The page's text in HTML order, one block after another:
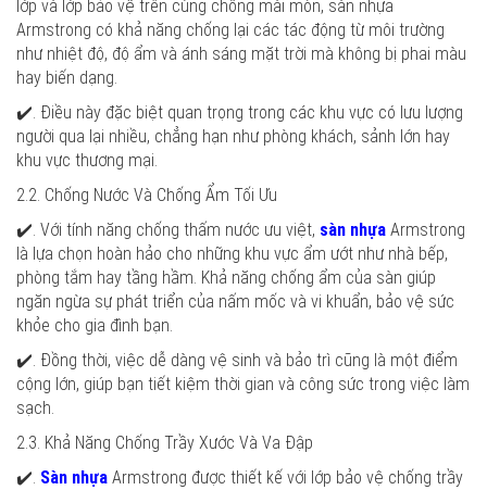
lớp và lớp bảo vệ trên cùng chống mài mòn, sàn nhựa
Armstrong có khả năng chống lại các tác động từ môi trường
như nhiệt độ, độ ẩm và ánh sáng mặt trời mà không bị phai màu
hay biến dạng.
✔️. Điều này đặc biệt quan trọng trong các khu vực có lưu lượng
người qua lại nhiều, chẳng hạn như phòng khách, sảnh lớn hay
khu vực thương mại.
2.2. Chống Nước Và Chống Ẩm Tối Ưu
✔️. Với tính năng chống thấm nước ưu việt, sàn nhựa Armstrong
là lựa chọn hoàn hảo cho những khu vực ẩm ướt như nhà bếp,
phòng tắm hay tầng hầm. Khả năng chống ẩm của sàn giúp
ngăn ngừa sự phát triển của nấm mốc và vi khuẩn, bảo vệ sức
khỏe cho gia đình bạn.
✔️. Đồng thời, việc dễ dàng vệ sinh và bảo trì cũng là một điểm
cộng lớn, giúp bạn tiết kiệm thời gian và công sức trong việc làm
sạch.
2.3. Khả Năng Chống Trầy Xước Và Va Đập
✔️. Sàn nhựa Armstrong được thiết kế với lớp bảo vệ chống trầy